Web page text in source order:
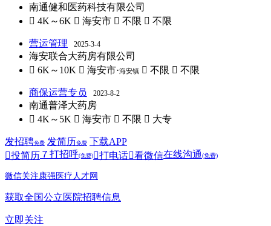
南通健和医药科技有限公司
 4K～6K  海安市  不限  不限
营运管理 2025-3-4
海安联合大药房有限公司
 6K～10K  海安市·海安镇  不限  不限
商保运营专员 2023-8-2
南通普泽大药房
 4K～5K  海安市  不限  大专
发招聘免费 发简历免费 下载APP
投简历 ７ 打招呼(免费) 打电话看微信在线沟通(免费)
微信关注康强医疗人才网
获取全国公立医院招聘信息
立即关注